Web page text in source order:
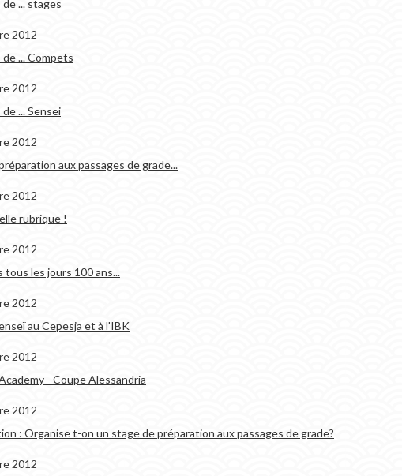
... stages
2012
... Compets
2012
... Sensei
2012
aux passages de grade...
2012
rubrique !
2012
tous les jours 100 ans...
2012
au Cepesja et à l'IBK
2012
- Coupe Alessandria
2012
: Organise t-on un stage de préparation aux passages de grade?
2012